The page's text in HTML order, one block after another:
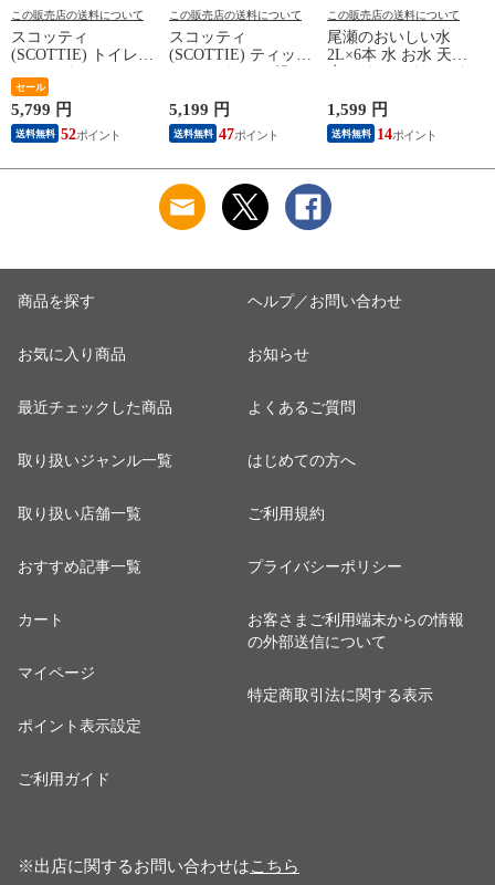
この販売店の送料について
スコッティ
(SCOTTIE) トイレッ
パック 3倍長持ち 4
ロール(ダブル) 4ロー
ル×12(48ロール) 3倍
ロール 3倍巻 トイレ
セール
5,799 円
送料無料 52
この販売店の送料について
スコッティ
(SCOTTIE) ティッシ
ティシュペーパー ま
とめ買い ケース販売
ボックスティッシュ
シア 【送料無料】
5,199 円
送料無料 47
この販売店の送料について
尾瀬のおいしい水
2L×6本 水 お水 天然
トル 2L 名水百選 尾
瀬 国産 箱 ケース ま
とめ買い ニチネン
1,599 円
送料無料 14
商品を探す
お気に入り商品
最近チェックした商品
取り扱いジャンル一覧
取り扱い店舗一覧
おすすめ記事一覧
カート
マイページ
ポイント表示設定
ご利用ガイド
ヘルプ／お問い合わせ
お知らせ
よくあるご質問
はじめての方へ
ご利用規約
プライバシーポリシー
お客さまご利用端末からの情報
の外部送信について
特定商取引法に関する表示
※出店に関するお問い合わせはこちら